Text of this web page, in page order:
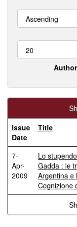
Issue
Date
Title
7-
Apr-
2009
Lo
Gadda : le
Argentina e
Cognizione